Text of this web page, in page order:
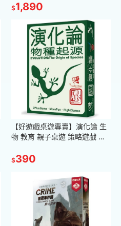
文/正版桌遊/羅倫佐
$1,890
【好遊戲桌遊專賣】演化論 生
物 教育 親子桌遊 策略遊戲 教
文 正版桌遊
$390